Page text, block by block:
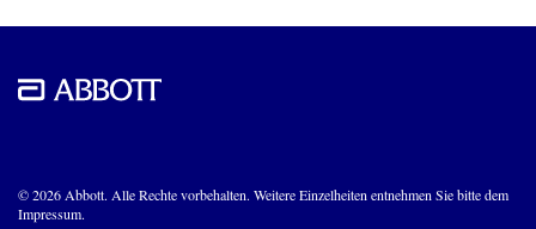
© 2026 Abbott. Alle Rechte vorbehalten. Weitere Einzelheiten entnehmen Sie bitte dem
Impressum.